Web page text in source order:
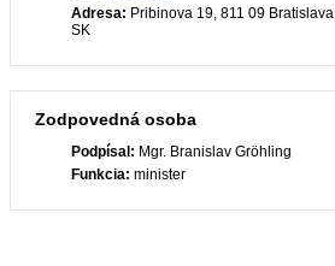
Adresa: Pribinova 19, 811 09 Bratislava
SK
Zodpovedná osoba
Podpísal: Mgr. Branislav Gröhling
Funkcia: minister